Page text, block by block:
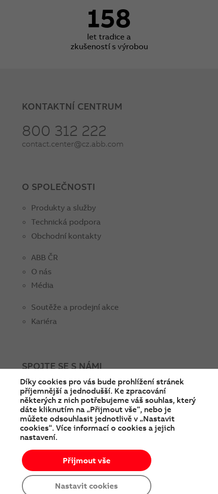
158
let tradice a
zkušeností s výrobou
KONTAKTNÍ CENTRUM
800 312 222
contact.center@cz.abb.com
O SPOLEČNOSTI
Produkty a služby
Technická podpora
Obchodní kontakty
ABB ČR
O nás
Média
Soutěže a prodejní akce
Kariéra
SPOJTE SE S NÁMI
facebookinstagramLinkedintwitteryoutube
© Copyright 2026 ABB
Podmínky používání
Cookies a ochrana soukromí
Díky cookies pro vás bude prohlížení stránek
příjemnější a jednodušší. Ke zpracování
některých z nich potřebujeme váš souhlas, který
dáte kliknutím na „Přijmout vše“, nebo je
můžete odsouhlasit jednotlivě v „Nastavit
cookies“. Více informací o cookies a jejich
nastavení.
Nastavit cookies
Přijmout vše